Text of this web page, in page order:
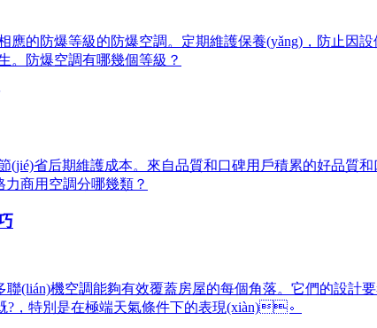
的防爆等級的防爆空調。定期維護保養(yǎng)，防止因設備
。防爆空調有哪幾個等級？
(jié)省后期維護成本。來自品質和口碑用戶積累的好品質
力商用空調分哪幾類？
(lián)機空調能夠有效覆蓋房屋的每個角落。它們的設計要
?，特別是在極端天氣條件下的表現(xiàn)。